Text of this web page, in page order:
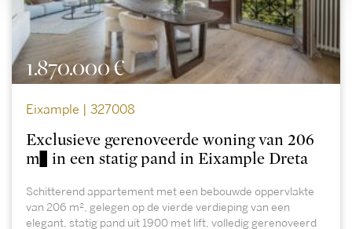
1.870.000 €
Eixample | 327008
Exclusieve gerenoveerde woning van 206
m² in een statig pand in Eixample Dreta
Schitterend appartement met een bebouwde oppervlakte
van 206 m², gelegen op de vierde verdieping van een
elegant, statig pand uit 1900 met lift, volledig gerenoveerd